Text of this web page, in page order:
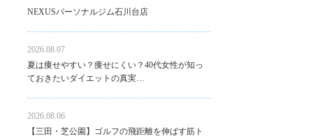
NEXUSパーソナルジム石川台店
2026.08.07
夏は痩せやすい？痩せにくい？40代女性が知っ
ておきたいダイエットの真実…
2026.08.06
【三田・芝公園】ゴルフの飛距離を伸ばす筋ト